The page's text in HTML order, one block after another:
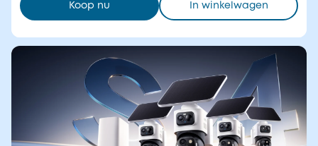
Koop nu In winkelwagen